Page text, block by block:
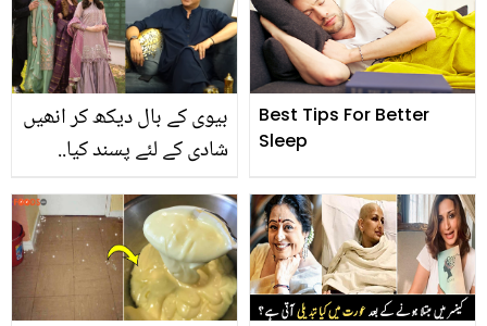
بیوی کے بال دیکھ کر انھیں
شادی کے لئے پسند کیا..
ساتھ نجی زندگی سے
متعلق دلچسپ باتیں
Best Tips For Better
Sleep